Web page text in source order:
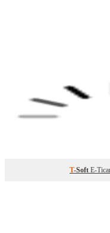
T-Soft E-